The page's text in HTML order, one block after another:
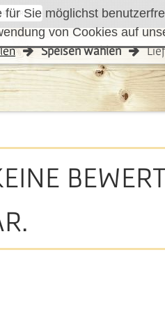
Sie möglichst
von Cookies auf
RÜCKRUF
Speisen wählen